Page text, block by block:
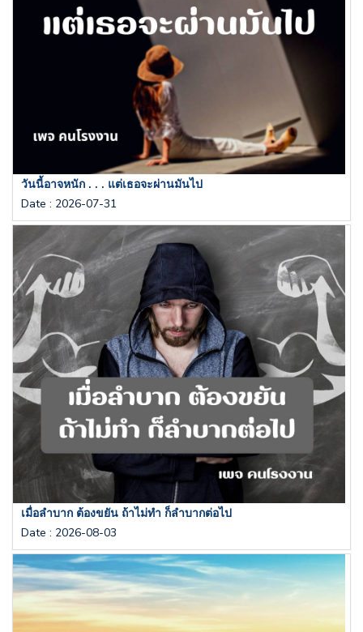
วันนี้อาจหนัก . . . แต่เธอจะผ่านมันไป
Date : 2026-07-31
เมื่อลำบาก ต้องขยัน ถ้าไม่ทำ ก็ลำบากต่อไป
Date : 2026-08-03